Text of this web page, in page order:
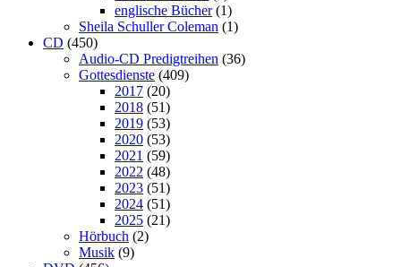
englische Bücher (1)
Sheila Schuller Coleman (1)
CD (450)
Audio-CD Predigtreihen (36)
Gottesdienste (409)
2017 (20)
2018 (51)
2019 (53)
2020 (53)
2021 (59)
2022 (48)
2023 (51)
2024 (51)
2025 (21)
Hörbuch (2)
Musik (9)